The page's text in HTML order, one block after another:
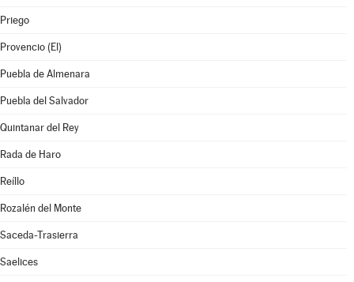
Priego
Provencio (El)
Puebla de Almenara
Puebla del Salvador
Quintanar del Rey
Rada de Haro
Reíllo
Rozalén del Monte
Saceda-Trasierra
Saelices